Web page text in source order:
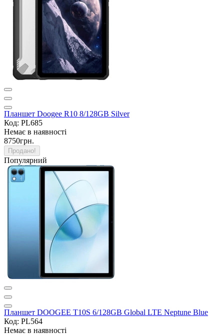
Планшет Doogee R10 8/128GB Silver
Код: PL685
Немає в наявності
8750грн.
Продано!
Популярний
Планшет DOOGEE T10S 6/128GB Global LTE Neptune Blue
Код: PL564
Немає в наявності